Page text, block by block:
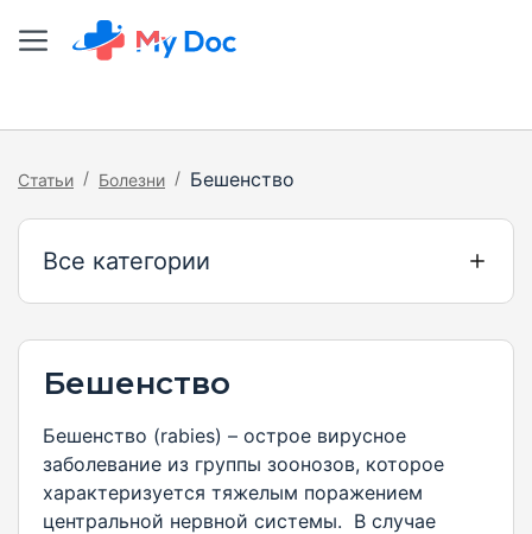
Статьи / Болезни / Бешенство
Все категории
Бешенство
Бешенство (rabies) – острое вирусное
заболевание из группы зоонозов, которое
характеризуется тяжелым поражением
центральной нервной системы. В случае